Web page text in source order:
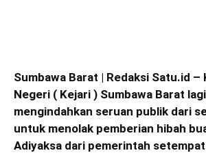
Sumbawa Barat | Redaksi Satu.id –
Negeri ( Kejari ) Sumbawa Barat
mengindahkan seruan publik dari
untuk menolak pemberian hibah
Adiyaksa dari pemerintah